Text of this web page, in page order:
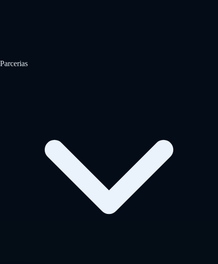
Parcerias